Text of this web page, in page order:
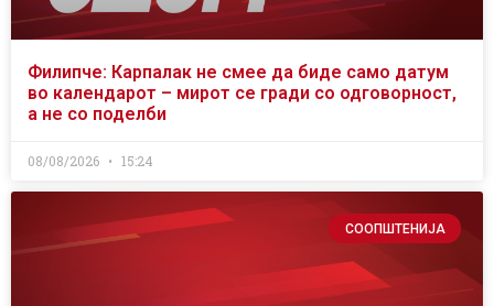
Филипче: Карпалак не смее да биде само датум
во календарот – мирот се гради со одговорност,
а не со поделби
08/08/2026 15:24
СООПШТЕНИЈА